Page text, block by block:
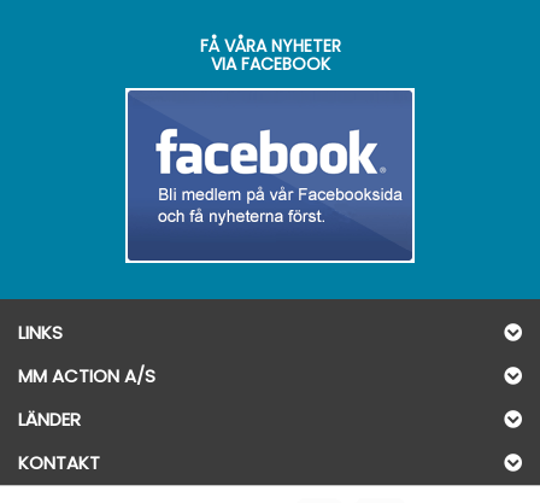
FÅ VÅRA NYHETER
VIA FACEBOOK
LINKS
MM ACTION A/S
LÄNDER
KONTAKT